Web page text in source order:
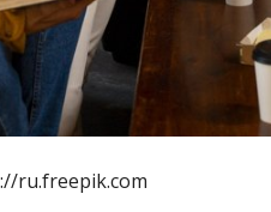
ru.freepik.com